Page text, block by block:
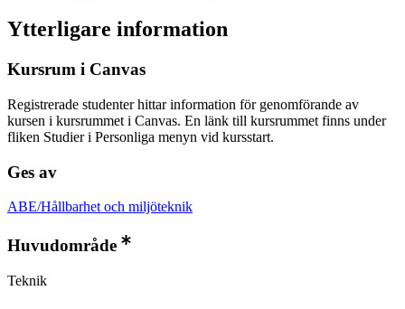
Ytterligare information
Kursrum i Canvas
Registrerade studenter hittar information för genomförande av
kursen i kursrummet i Canvas. En länk till kursrummet finns under
fliken Studier i Personliga menyn vid kursstart.
Ges av
ABE/Hållbarhet och miljöteknik
Huvudområde
Teknik